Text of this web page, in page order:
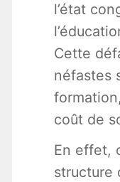
l’état
Cette
néfastes
coût de
En effet,
structure